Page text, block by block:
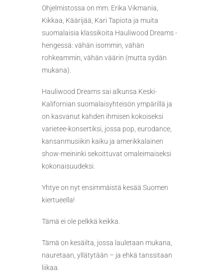
Ohjelmistossa on mm. Erika Vikmania,
Kikkaa, Käärijää, Kari Tapiota ja muita
suomalaisia klassikoita Hauliwood Dreams -
hengessä: vähän isommin, vähän
rohkeammin, vähän väärin (mutta sydän
mukana).
Hauliwood Dreams sai alkunsa Keski-
Kalifornian suomalaisyhteisön ympärillä ja
on kasvanut kahden ihmisen kokoiseksi
varietee-konsertiksi, jossa pop, eurodance,
kansanmusiikin kaiku ja amerikkalainen
show-meininki sekoittuvat omaleimaiseksi
kokonaisuudeksi.
Yhtye on nyt ensimmäistä kesää Suomen
kiertueella!
Tämä ei ole pelkkä keikka.
Tämä on kesäilta, jossa lauletaan mukana,
nauretaan, yllätytään – ja ehkä tanssitaan
liikaa.